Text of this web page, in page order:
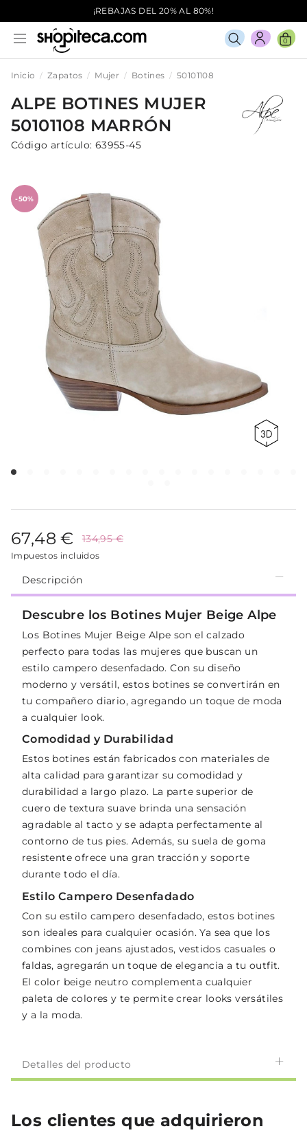
¡REBAJAS DEL 20% AL 80%!
0
Inicio Zapatos Mujer Botines 50101108
ALPE BOTINES MUJER
50101108 MARRÓN
Código artículo: 63955-45
-50%
67,48 € 134,95 €
Impuestos incluidos
Descripción
Descubre los Botines Mujer Beige Alpe
Los Botines Mujer Beige Alpe son el calzado
perfecto para todas las mujeres que buscan un
estilo campero desenfadado. Con su diseño
moderno y versátil, estos botines se convertirán en
tu compañero diario, agregando un toque de moda
a cualquier look.
Comodidad y Durabilidad
Estos botines están fabricados con materiales de
alta calidad para garantizar su comodidad y
durabilidad a largo plazo. La parte superior de
cuero de textura suave brinda una sensación
agradable al tacto y se adapta perfectamente al
contorno de tus pies. Además, su suela de goma
resistente ofrece una gran tracción y soporte
durante todo el día.
Estilo Campero Desenfadado
Con su estilo campero desenfadado, estos botines
son ideales para cualquier ocasión. Ya sea que los
combines con jeans ajustados, vestidos casuales o
faldas, agregarán un toque de elegancia a tu outfit.
El color beige neutro complementa cualquier
paleta de colores y te permite crear looks versátiles
y a la moda.
Detalles del producto
Los clientes que adquirieron